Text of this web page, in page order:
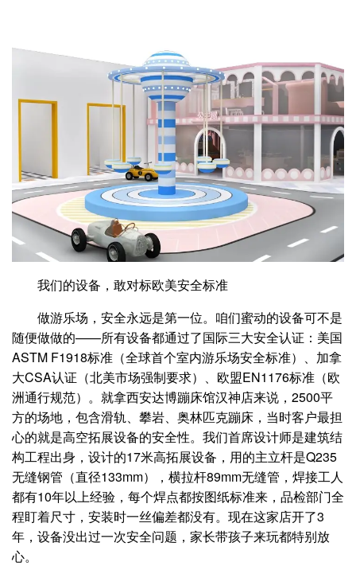
我们的设备，敢对标欧美安全标准
做游乐场，安全永远是第一位。咱们蜜动的设备可不是
随便做做的——所有设备都通过了国际三大安全认证：美国
ASTM F1918标准（全球首个室内游乐场安全标准）、加拿
大CSA认证（北美市场强制要求）、欧盟EN1176标准（欧
洲通行规范）。就拿西安达博蹦床馆汉神店来说，2500平
方的场地，包含滑轨、攀岩、奥林匹克蹦床，当时客户最担
心的就是高空拓展设备的安全性。我们首席设计师是建筑结
构工程出身，设计的17米高拓展设备，用的主立杆是Q235
无缝钢管（直径133mm），横拉杆89mm无缝管，焊接工人
都有10年以上经验，每个焊点都按图纸标准来，品检部门全
程盯着尺寸，安装时一丝偏差都没有。现在这家店开了3
年，设备没出过一次安全问题，家长带孩子来玩都特别放
心。